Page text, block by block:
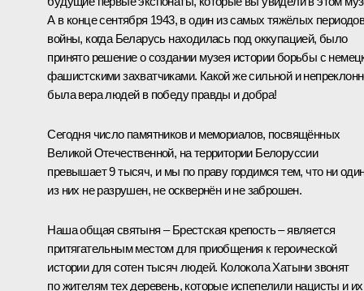
А в конце сентября 1943, в один из самых тяжёлых
войны, когда Беларусь находилась под оккупацией, было
принято решение о создании музея истории борьбы с
фашистскими захватчиками. Какой же сильной и
была вера людей в победу правды и добра!
Сегодня число памятников и мемориалов, посвящённых
Великой Отечественной, на территории Белоруссии
превышает 9 тысяч, и мы по праву гордимся тем, что ни
из них не разрушен, не осквернён и не заброшен.
Наша общая святыня – Брестская крепость – является
притягательным местом для приобщения к героической
истории для сотен тысяч людей. Колокола Хатыни звонят
по жителям тех деревень, которые испепелили нацисты и их